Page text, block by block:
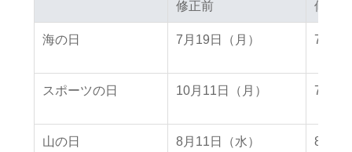
修正前 修正後
海の日 7月19日（月） 7月22
スポーツの日 10月11日（月） 7月23
山の日 8月11日（水） 8月8
修正前 修正後